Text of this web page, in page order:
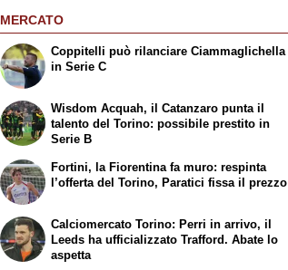
MERCATO
Coppitelli può rilanciare Ciammaglichella
in Serie C
Wisdom Acquah, il Catanzaro punta il
talento del Torino: possibile prestito in
Serie B
Fortini, la Fiorentina fa muro: respinta
l’offerta del Torino, Paratici fissa il prezzo
Calciomercato Torino: Perri in arrivo, il
Leeds ha ufficializzato Trafford. Abate lo
aspetta